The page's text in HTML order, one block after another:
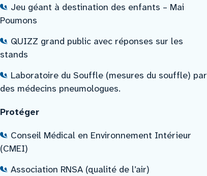
Jeu géant à destination des enfants – Mai
Poumons
QUIZZ grand public avec réponses sur les
stands
Laboratoire du Souffle (mesures du souffle) par
des médecins pneumologues.
Protéger
Conseil Médical en Environnement Intérieur
(CMEI)
Association RNSA (qualité de l’air)